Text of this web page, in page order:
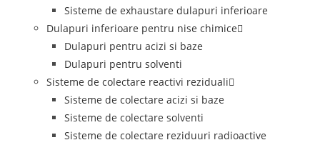
Sisteme de exhaustare dulapuri inferioare
Dulapuri inferioare pentru nise chimice
Dulapuri pentru acizi si baze
Dulapuri pentru solventi
Sisteme de colectare reactivi reziduali
Sisteme de colectare acizi si baze
Sisteme de colectare solventi
Sisteme de colectare reziduuri radioactive